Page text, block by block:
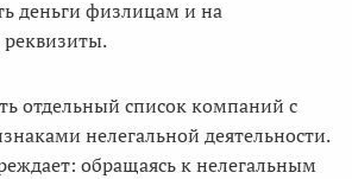
деньги физлицам и на
отдельный список компаний с
нелегальной деятельности.
обращаясь к нелегальным